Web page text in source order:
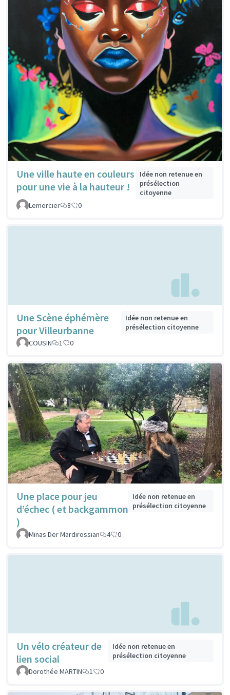
Une ville haute en couleurs
pour une vie à la hauteur !
Idée non retenue en
présélection
citoyenne
Lemercier
8 0
Une Scène éphémère
pour Villeurbanne
Idée non retenue en
présélection citoyenne
COUSIN
1 0
Une place pour jeu
d’échec ( et backgammon
)
Idée non retenue en
présélection citoyenne
Minas Der Mardirossian 4 0
Un vélo créateur de
lien social
Idée non retenue en
présélection citoyenne
Dorothée MARTIN
1 0